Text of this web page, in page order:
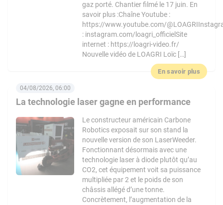
gaz porté. Chantier filmé le 17 juin. En
savoir plus :Chaîne Youtube :
https://www.youtube.com/
: instagram.com/loagri_officielSite
internet : https://loagri-video.fr/
Nouvelle vidéo de LOAGRI Loïc […]
En savoir plus
La technologie laser gagne en performance
04/08/2026, 06:00
Le constructeur américain Carbone
Robotics exposait sur son stand la
nouvelle version de son LaserWeeder.
Fonctionnant désormais avec une
technologie laser à diode plutôt qu’au
CO2, cet équipement voit sa puissance
multipliée par 2 et le poids de son
châssis allégé d’une tonne.
Concrètement, l’augmentation de la